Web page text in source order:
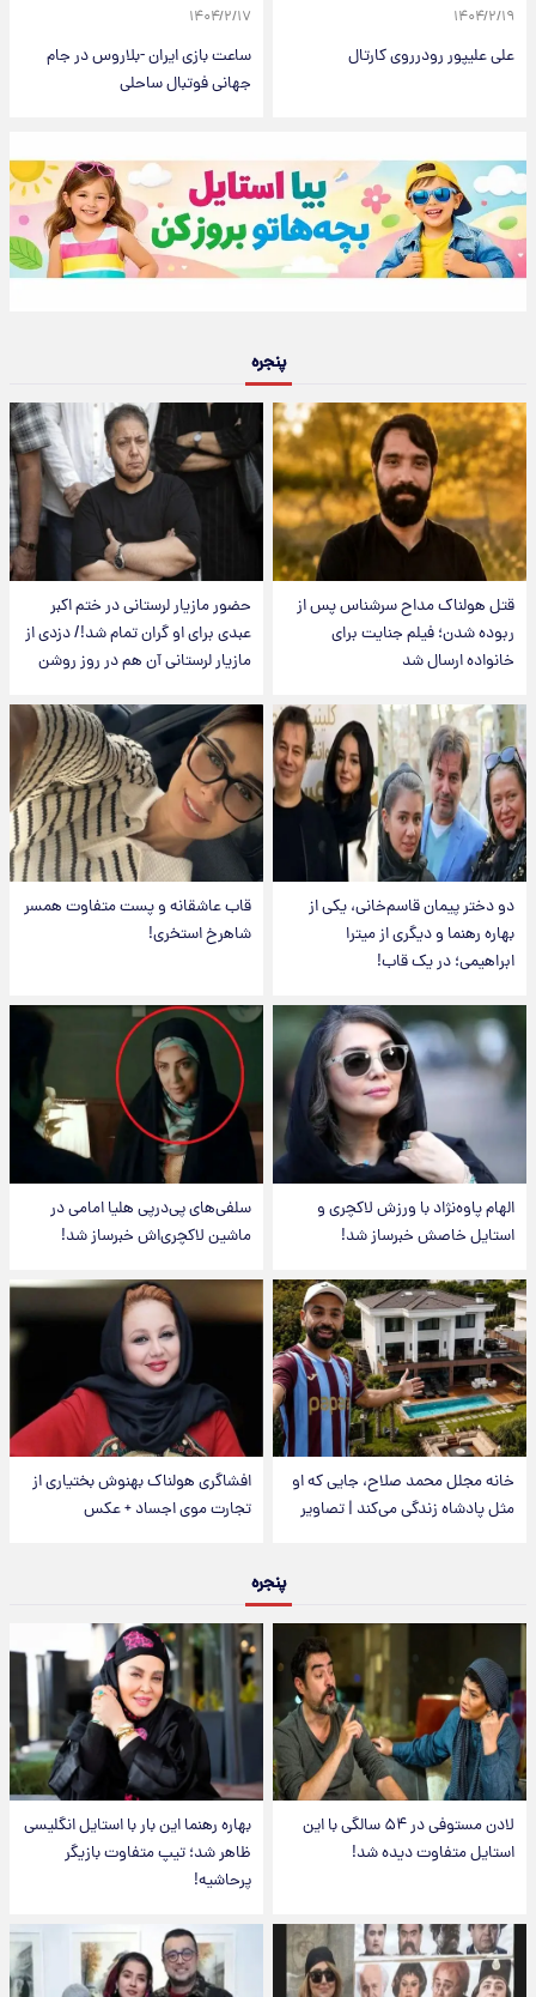
۱۴۰۴/۲/۱۹
علی علیپور رودرروی کارتال
۱۴۰۴/۲/۱۷
ساعت بازی ایران -بلاروس در جام
جهانی فوتبال ساحلی
پنجره
قتل هولناک مداح سرشناس پس از
ربوده شدن؛ فیلم جنایت برای
خانواده ارسال شد
حضور مازیار لرستانی در ختم اکبر
عبدی برای او گران تمام شد!/ دزدی از
مازیار لرستانی آن هم در روز روشن
دو دختر پیمان قاسم‌خانی، یکی از
بهاره رهنما و دیگری از میترا
ابراهیمی؛ در یک قاب!
قاب عاشقانه و پست متفاوت همسر
شاهرخ استخری!
الهام پاوه‌نژاد با ورزش لاکچری و
استایل خاصش خبرساز شد!
سلفی‌های پی‌درپی هلیا امامی در
ماشین لاکچری‌اش خبرساز شد!
خانه مجلل محمد صلاح، جایی که او
مثل پادشاه زندگی می‌کند | تصاویر
افشاگری هولناک بهنوش بختیاری از
تجارت موی اجساد + عکس
پنجره
لادن مستوفی در ۵۴ سالگی با این
استایل متفاوت دیده شد!
بهاره رهنما این بار با استایل انگلیسی
ظاهر شد؛ تیپ متفاوت بازیگر
پرحاشیه!